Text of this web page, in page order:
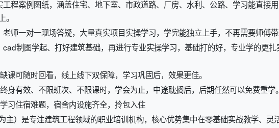
程案例图纸，涵盖住宅、地下室、市政道路、厂房、水利、公路、学习能直接
师一对一现场答疑，大量真实项目实操学习，学完能独立上手，不再需要师傅带
制图学起、打好建筑基础，再进行专业实操学习，基础打的好，专业学的更扎
课可随时回看，线上线下双保障，学习巩固后，效果更佳。
身有效、不限班次、不限课时，学会为止，中途耽搁后，后期任然可以免费重学。
习住宿难题，宿舍内设施齐全，拎包入住
主）是专注建筑工程领域的职业培训机构，核心优势集中在零基础实战教学、灵